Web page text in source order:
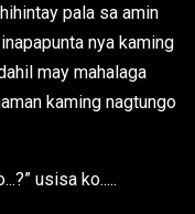
pala sa amin
nya kaming
may mahalaga
kaming nagtungo
usisa ko.....